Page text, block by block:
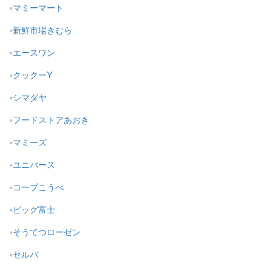
マミーマート
新鮮市場きむら
エースワン
クックーY
シマダヤ
フードストアあおき
マミーズ
ユニバース
コープこうべ
ビッグ富士
そうてつローゼン
セルバ